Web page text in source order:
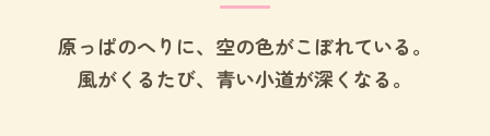
原っぱのへりに、空の色がこぼれている。
風がくるたび、青い小道が深くなる。